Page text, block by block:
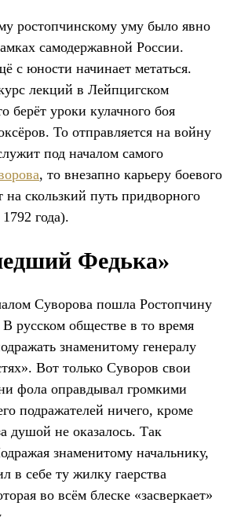
ростопчинскому уму было явно
самодержавной России.
с юности начинает метаться.
лекций в Лейпцигском
берёт уроки кулачного боя
То отправляется на войну
под началом самого
, то внезапно карьеру боевого
на скользкий путь придворного
года).
Федька»
Суворова пошла Ростопчину
В русском обществе в то время
знаменитому генералу
Вот только Суворов свои
фола оправдывал громкими
подражателей ничего, кроме
душой не оказалось. Так
знаменитому начальнику,
в себе ту жилку гаерства
во всём блеске «засверкает»